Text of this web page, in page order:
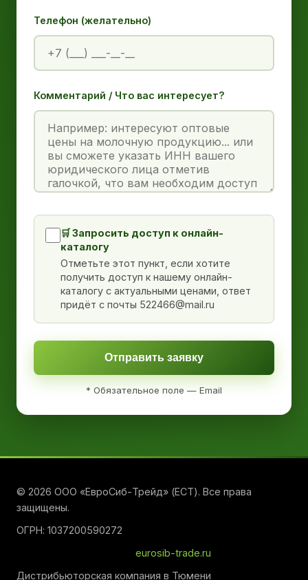
Телефон (желательно)
Комментарий / Что вас интересует?
🛒 Запросить доступ к онлайн-
каталогу
Отметьте этот пункт, если хотите
получить доступ к нашему онлайн-
каталогу с актуальными ценами, ответ
придёт с почты 522466@mail.ru
Отправить заявку
* Обязательное поле — Email
© 2026 ООО «ЕвроСиб-Трейд» (ЕСТ). Все права
защищены.
ОГРН: 1037200590272
eurosib-trade.ru
Дистрибьюторская компания в Тюмени